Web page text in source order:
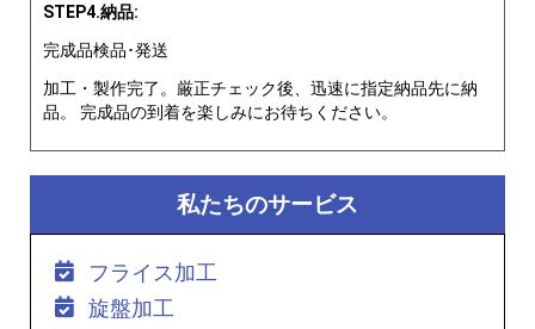
STEP4.納品:
完成品検品･発送
加工・製作完了。厳正チェック後、迅速に指定納品先に納
品。 完成品の到着を楽しみにお待ちください。
私たちのサービス
フライス加工
旋盤加工